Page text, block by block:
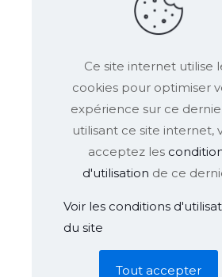
Ce site internet utilise
cookies pour optimiser
expérience sur ce
utilisant ce site internet,
acceptez les
d'utilisation de ce
Voir les conditions
du site
Tout accepter